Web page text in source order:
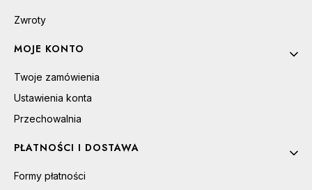
Zwroty
MOJE KONTO
Twoje zamówienia
Ustawienia konta
Przechowalnia
PŁATNOŚCI I DOSTAWA
Formy płatności